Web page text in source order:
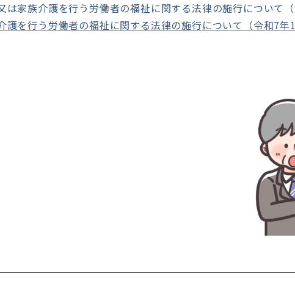
は家族介護を行う労働者の福祉に関する法律の施行について（
を行う労働者の福祉に関する法律の施行について（令和7年